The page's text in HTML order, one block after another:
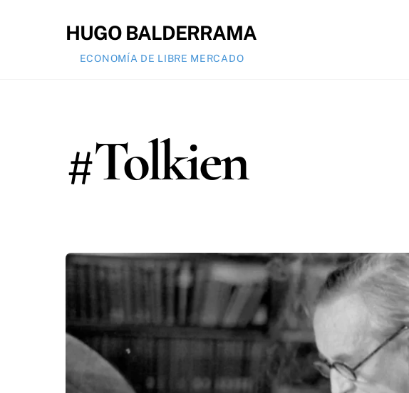
HUGO BALDERRAMA
ECONOMÍA DE LIBRE MERCADO
#Tolkien